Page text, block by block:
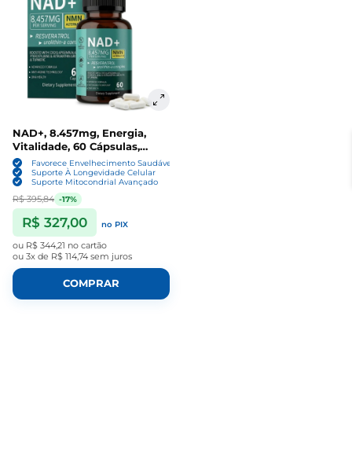
NAD+, 8.457mg, Energia,
Vitalidade, 60 Cápsulas,
YUFUYFavorece Envelhecimento Saudável
Suporte À Longevidade Celular
Suporte Mitocondrial Avançado
R$ 395,84 -17%
R$ 327,00 no PIX
ou R$ 344,21 no cartão
ou 3x de R$ 114,74 sem juros
COMPRAR